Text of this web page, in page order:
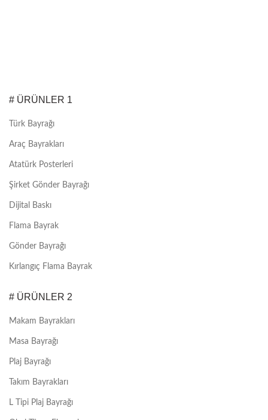
# ÜRÜNLER 1
Türk Bayrağı
Araç Bayrakları
Atatürk Posterleri
Şirket Gönder Bayrağı
Dijital Baskı
Flama Bayrak
Gönder Bayrağı
Kırlangıç Flama Bayrak
# ÜRÜNLER 2
Makam Bayrakları
Masa Bayrağı
Plaj Bayrağı
Takım Bayrakları
L Tipi Plaj Bayrağı